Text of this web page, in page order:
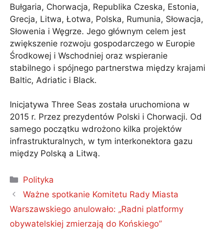
Bułgaria, Chorwacja, Republika Czeska, Estonia,
Grecja, Litwa, Łotwa, Polska, Rumunia, Słowacja,
Słowenia i Węgrze. Jego głównym celem jest
zwiększenie rozwoju gospodarczego w Europie
Środkowej i Wschodniej oraz wspieranie
stabilnego i spójnego partnerstwa między krajami
Baltic, Adriatic i Black.
Inicjatywa Three Seas została uruchomiona w
2015 r. Przez prezydentów Polski i Chorwacji. Od
samego początku wdrożono kilka projektów
infrastrukturalnych, w tym interkonektora gazu
między Polską a Litwą.
Kategorie
Polityka
Ważne spotkanie Komitetu Rady Miasta
Warszawskiego anulowało: „Radni platformy
obywatelskiej zmierzają do Końskiego”